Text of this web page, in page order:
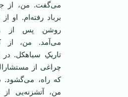
می‌گفت. من، از
برباد رفته‌ام. او
روشن پس از
می‌آمد. من، از
تاریکِ سیاهکل.
چراغی از
که راه،
من، آتشزنه‌یی از